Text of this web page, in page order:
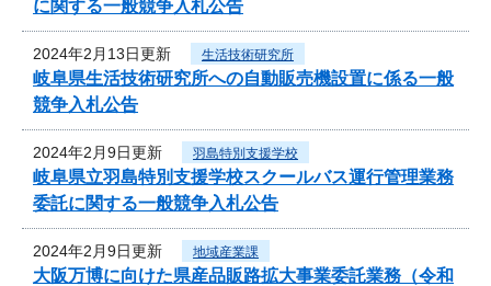
に関する一般競争入札公告
2024年2月13日更新 生活技術研究所
岐阜県生活技術研究所への自動販売機設置に係る一般
競争入札公告
2024年2月9日更新 羽島特別支援学校
岐阜県立羽島特別支援学校スクールバス運行管理業務
委託に関する一般競争入札公告
2024年2月9日更新 地域産業課
大阪万博に向けた県産品販路拡大事業委託業務（令和